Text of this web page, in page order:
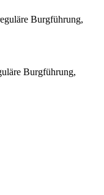
Burgführung,
Burgführung,